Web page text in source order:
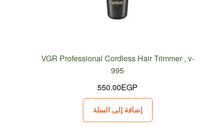
VGR Professional Cordless Hair Trimmer , v-
995
550.00EGP
إضافة إلى السلة